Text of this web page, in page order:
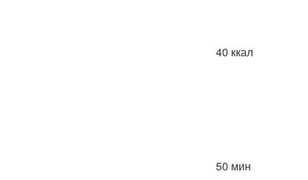
40 ккал
50 мин